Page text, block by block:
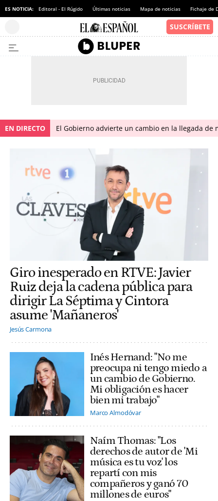
ES NOTICIA: Editoral - El Rúgido Últimas noticias Mapa de noticias Fichaje de
EN DIRECTO El Gobierno advierte un cambio en la llegada
Giro inesperado en RTVE: Javier
Ruiz deja la cadena pública para
dirigir La Séptima y Cintora
asume 'Mañaneros'
Jesús Carmona
Inés Hernand: "No me
preocupa ni tengo miedo a
un cambio de Gobierno.
Mi obligación es hacer
bien mi trabajo"
Marco Almodóvar
Naím Thomas: "Los
derechos de autor de 'Mi
música es tu voz' los
repartí con mis
compañeros y ganó 70
millones de euros"